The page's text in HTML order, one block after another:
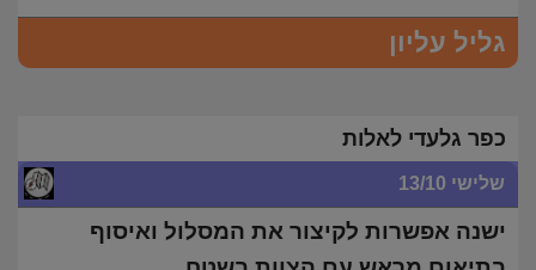
גליל עליון
כפר גלעדי לאלות
שלישי 13/10
ישנה אפשרות לקיצור את המסלול ואיסוף